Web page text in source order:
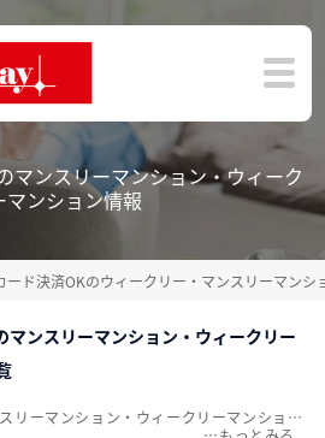
マンスリーマンション・ウィーク
マンション情報
ード決済OKのウィークリー・マンスリーマンシ
ンスリーマンション・ウィークリー
札幌市/カード決済OKのマンスリーマンション・ウィークリーマンション賃貸物件一覧を、194件掲載中。敷金・礼金無料、家具・家電付をご紹介。こだわり条件での絞込みも簡単！